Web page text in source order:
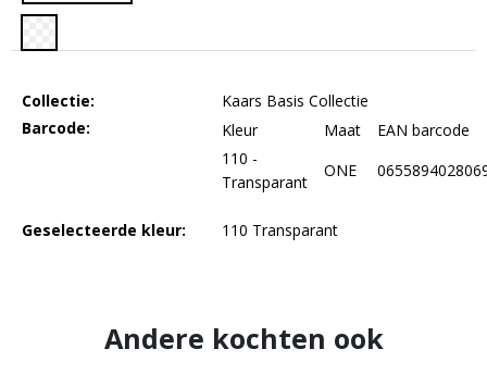
Collectie:
Kaars Basis Collectie
Barcode:
Kleur Maat
EAN barcode
110 -
Transparant
ONE
Geselecteerde kleur: 110 Transparant
Andere kochten ook